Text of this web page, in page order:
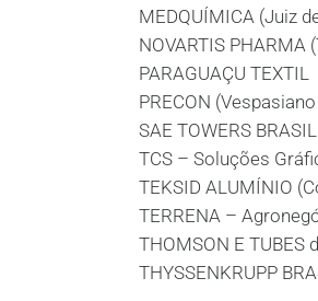
MEDQUÍMICA (Juiz
NOVARTIS PHARMA
PARAGUAÇU
PRECON
SAE TOWERS
TCS – Soluções
TEKSID ALUMÍNIO
TERRENA –
THOMSON E TUBES
THYSSENKRUPP